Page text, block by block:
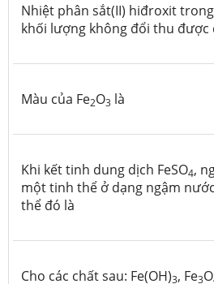
Nhiệt phân sắt(II) hiđroxit
khối lượng không đổi thu được
Màu của Fe2O3 là
Khi kết tinh dung dịch FeSO4,
một tinh thể ở dạng ngậm
thể đó là
Cho các chất sau: Fe(OH)3, Fe3O